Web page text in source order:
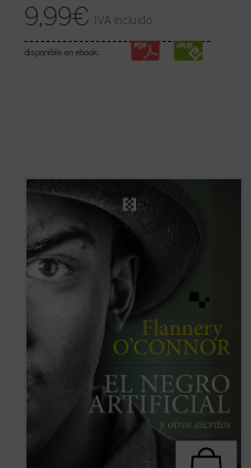
9,99€ IVA incluido
disponible en ebook:
La presente antología recoge ocho cuentos
representativos y algunos ensayos breves
escritos por Flannery O'Connor en
«Andalusia», la finca familiar en la que vivió
sus últimos años mientras avanzaba su
enfermedad degenerativa. Son historias ...
(ver ficha)